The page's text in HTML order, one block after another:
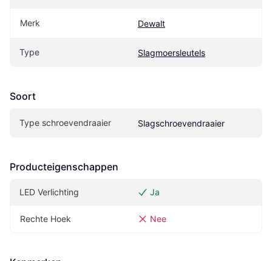
Merk Dewalt
Type Slagmoersleutels
Soort
Type schroevendraaier Slagschroevendraaier
Producteigenschappen
LED Verlichting Ja
Rechte Hoek Nee